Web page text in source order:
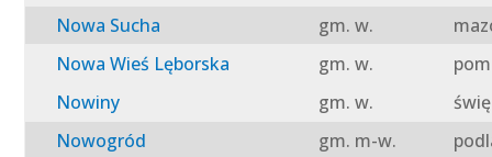
Nowa Sucha
gm. w.
Nowa Wieś Lęborska
gm. w.
Nowiny
gm. w.
Nowogród
gm. m-w.